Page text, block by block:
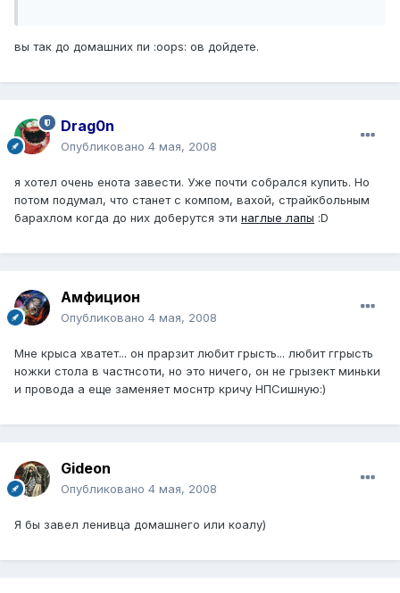
вы так до домашних пи :oops: ов дойдете.
Drag0n
Опубликовано 4 мая, 2008
я хотел очень енота завести. Уже почти собрался купить. Но
потом подумал, что станет с компом, вахой, страйкбольным
барахлом когда до них доберутся эти наглые лапы :D
Амфицион
Опубликовано 4 мая, 2008
Мне крыса хватет... он прарзит любит грысть... любит ггрысть
ножки стола в частнсоти, но это ничего, он не грызект миньки
и провода а еще заменяет моснтр кричу НПСишную:)
Gideon
Опубликовано 4 мая, 2008
Я бы завел ленивца домашнего или коалу)